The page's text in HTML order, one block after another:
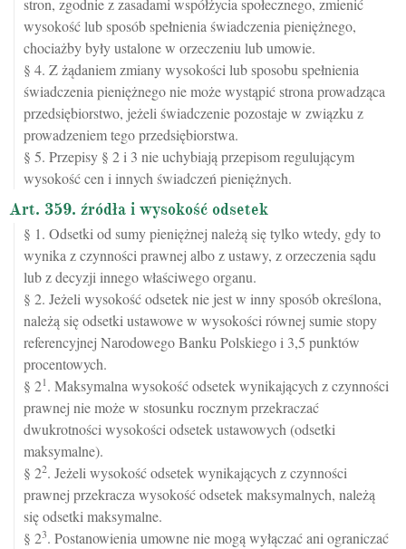
stron, zgodnie z zasadami współżycia społecznego, zmienić
wysokość lub sposób spełnienia świadczenia pieniężnego,
chociażby były ustalone w orzeczeniu lub umowie.
§ 4. Z żądaniem zmiany wysokości lub sposobu spełnienia
świadczenia pieniężnego nie może wystąpić strona prowadząca
przedsiębiorstwo, jeżeli świadczenie pozostaje w związku z
prowadzeniem tego przedsiębiorstwa.
§ 5. Przepisy § 2 i 3 nie uchybiają przepisom regulującym
wysokość cen i innych świadczeń pieniężnych.
Art. 359. źródła i wysokość odsetek
§ 1. Odsetki od sumy pieniężnej należą się tylko wtedy, gdy to
wynika z czynności prawnej albo z ustawy, z orzeczenia sądu
lub z decyzji innego właściwego organu.
§ 2. Jeżeli wysokość odsetek nie jest w inny sposób określona,
należą się odsetki ustawowe w wysokości równej sumie stopy
referencyjnej Narodowego Banku Polskiego i 3,5 punktów
procentowych.
§ 21. Maksymalna wysokość odsetek wynikających z czynności
prawnej nie może w stosunku rocznym przekraczać
dwukrotności wysokości odsetek ustawowych (odsetki
maksymalne).
§ 22. Jeżeli wysokość odsetek wynikających z czynności
prawnej przekracza wysokość odsetek maksymalnych, należą
się odsetki maksymalne.
§ 23. Postanowienia umowne nie mogą wyłączać ani ograniczać